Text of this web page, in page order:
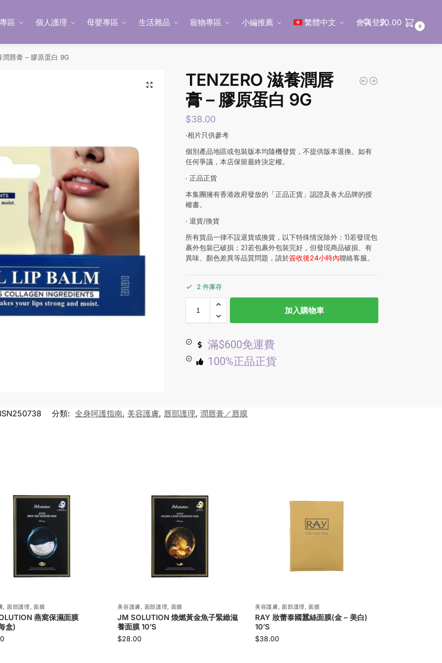
區 個人護理 母嬰專區 生活雜品 寵物專區 小編推薦 繁體中文 會員登入
$0.00 0
潤唇膏 – 膠原蛋白 9G
TENZERO 滋養潤唇
膏 – 膠原蛋白 9G
$38.00
‧相片只供參考
個別產品地區或包裝版本均隨機發貨，不提供版本退換。如有
任何爭議，本店保留最終決定權。
‧ 正品正貨
本集團擁有香港政府發放的「正品正貨」認證及各大品牌的授
權書。
‧ 退貨/換貨
所有貨品一律不設退貨或換貨，以下特殊情況除外：1)若發現包
裹外包裝已破損；2)若包裹外包裝完好，但發現商品破損、有
異味、顏色差異等品質問題，請於簽收後24小時內聯絡客服。
2 件庫存
加入購物車
滿$600免運費
100%正品正貨
分類: 全身呵護指南, 美容護膚, 唇部護理, 潤唇膏／唇膜
, 面部護理 ,面膜
燕窩保濕面膜
盒)
美容護膚, 面部護理, 面膜
JM SOLUTION 煥燃黃金魚子緊緻滋
養面膜 10’S
$28.00
美容護膚,面部護理 ,面膜
RAY 妝蕾泰國蠶絲面膜(金 – 美白)
10’S
$38.00